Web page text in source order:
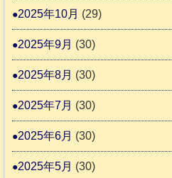
2025年10月 (29)
2025年9月 (30)
2025年8月 (30)
2025年7月 (30)
2025年6月 (30)
2025年5月 (30)